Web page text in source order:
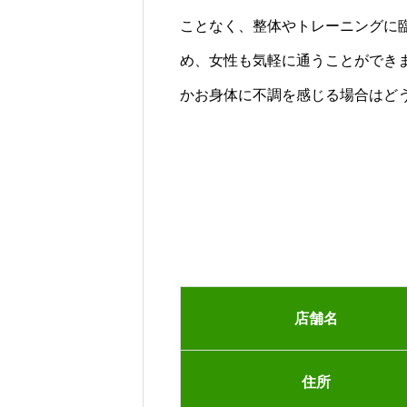
ことなく、整体やトレーニングに
め、女性も気軽に通うことができ
かお身体に不調を感じる場合はど
店舗名
住所